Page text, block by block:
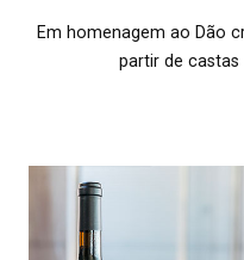
Em homenagem ao Dão
partir de castas